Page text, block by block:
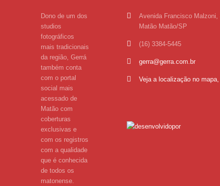
Dono de um dos
studios
fotográficos
mais tradicionais
da região, Gerrá
também conta
com o portal
social mais
acessado de
Matão com
coberturas
exclusivas e
com os registros
com a qualidade
que é conhecida
de todos os
matonense.
Avenida Francisco Malzoni,
Matão Matão/SP
(16) 3384-5445
gerra@gerra.com.br
Veja a localização no